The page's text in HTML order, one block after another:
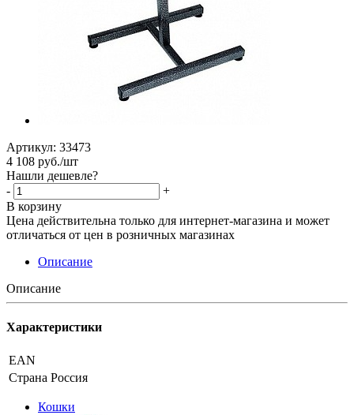
Артикул: 33473
4 108 руб./шт
Нашли дешевле?
-
+
В корзину
Цена действительна только для интернет-магазина и может
отличаться от цен в розничных магазинах
Описание
Описание
Характеристики
EAN
Страна Россия
Кошки